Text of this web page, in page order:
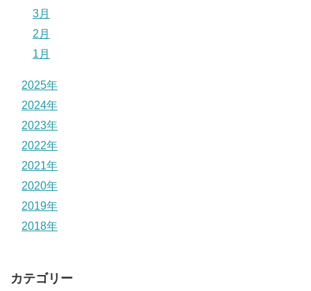
3月
2月
1月
2025年
2024年
2023年
2022年
2021年
2020年
2019年
2018年
カテゴリー